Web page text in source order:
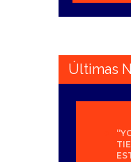
Últimas